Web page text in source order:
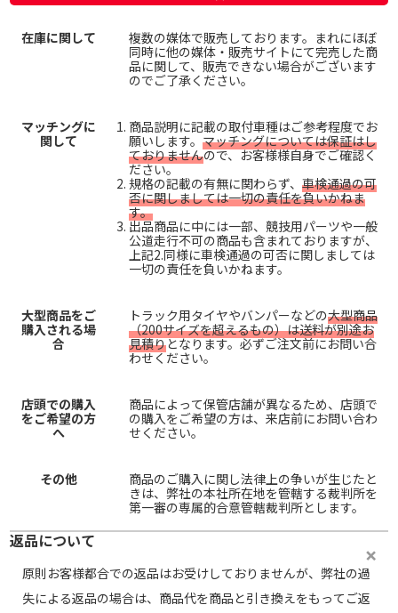
在庫に関して
複数の媒体で販売しております。まれにほぼ
同時に他の媒体・販売サイトにて完売した商
品に関して、販売できない場合がございます
のでご了承ください。
マッチングに
関して
商品説明に記載の取付車種はご参考程度でお
願いします。 マッチングについては保証はし
ておりませんので、お客様様自身でご確認く
ださい。
規格の記載の有無に関わらず、 車検通過の可
否に関しましては一切の責任を負いかねま
す。
出品商品に中には一部、競技用パーツや一般
公道走行不可の商品も含まれておりますが、
上記2.同様に車検通過の可否に関しましては
一切の責任を負いかねます。
大型商品をご
購入される場
合
トラック用タイヤやバンパーなどの大型商品
（200サイズを超えるもの）は送料が別途お
見積りとなります。必ずご注文前にお問い合
わせください。
店頭での購入
をご希望の方
へ
商品によって保管店舗が異なるため、店頭で
の購入をご希望の方は、来店前にお問い合わ
せください。
その他
商品のご購入に関し法律上の争いが生じたと
きは、弊社の本社所在地を管轄する裁判所を
第一審の専属的合意管轄裁判所とします。
返品について
原則お客様都合での返品はお受けしておりませんが、弊社の過
失による返品の場合は、商品代を商品と引き換えをもってご返